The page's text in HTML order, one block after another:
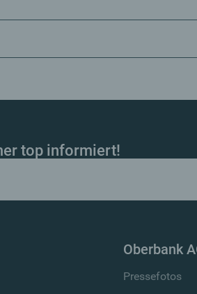
top informiert!
Oberbank
Pressefotos